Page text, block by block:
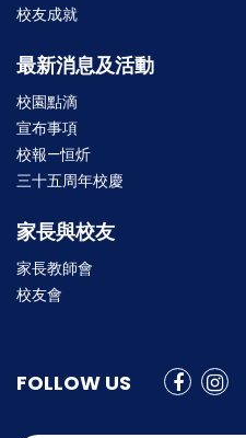
校友成就
最新消息及活動
校園點滴
宣布事項
校報—恒炘
三十五周年校慶
家長與校友
家長教師會
校友會
FOLLOW US